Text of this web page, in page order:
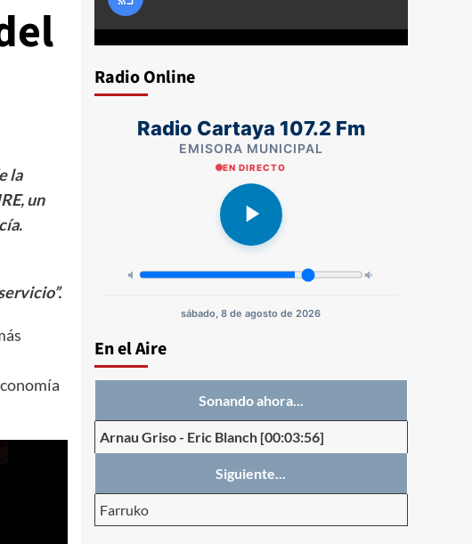
la
un
Radio Online
Radio Cartaya 107.2 Fm
EMISORA MUNICIPAL
EN DIRECTO
sábado, 8 de agosto de 2026
En el Aire
Sonando ahora...
Arnau Griso- Eric Blanch [00:03:56]
Siguiente...
Farruko